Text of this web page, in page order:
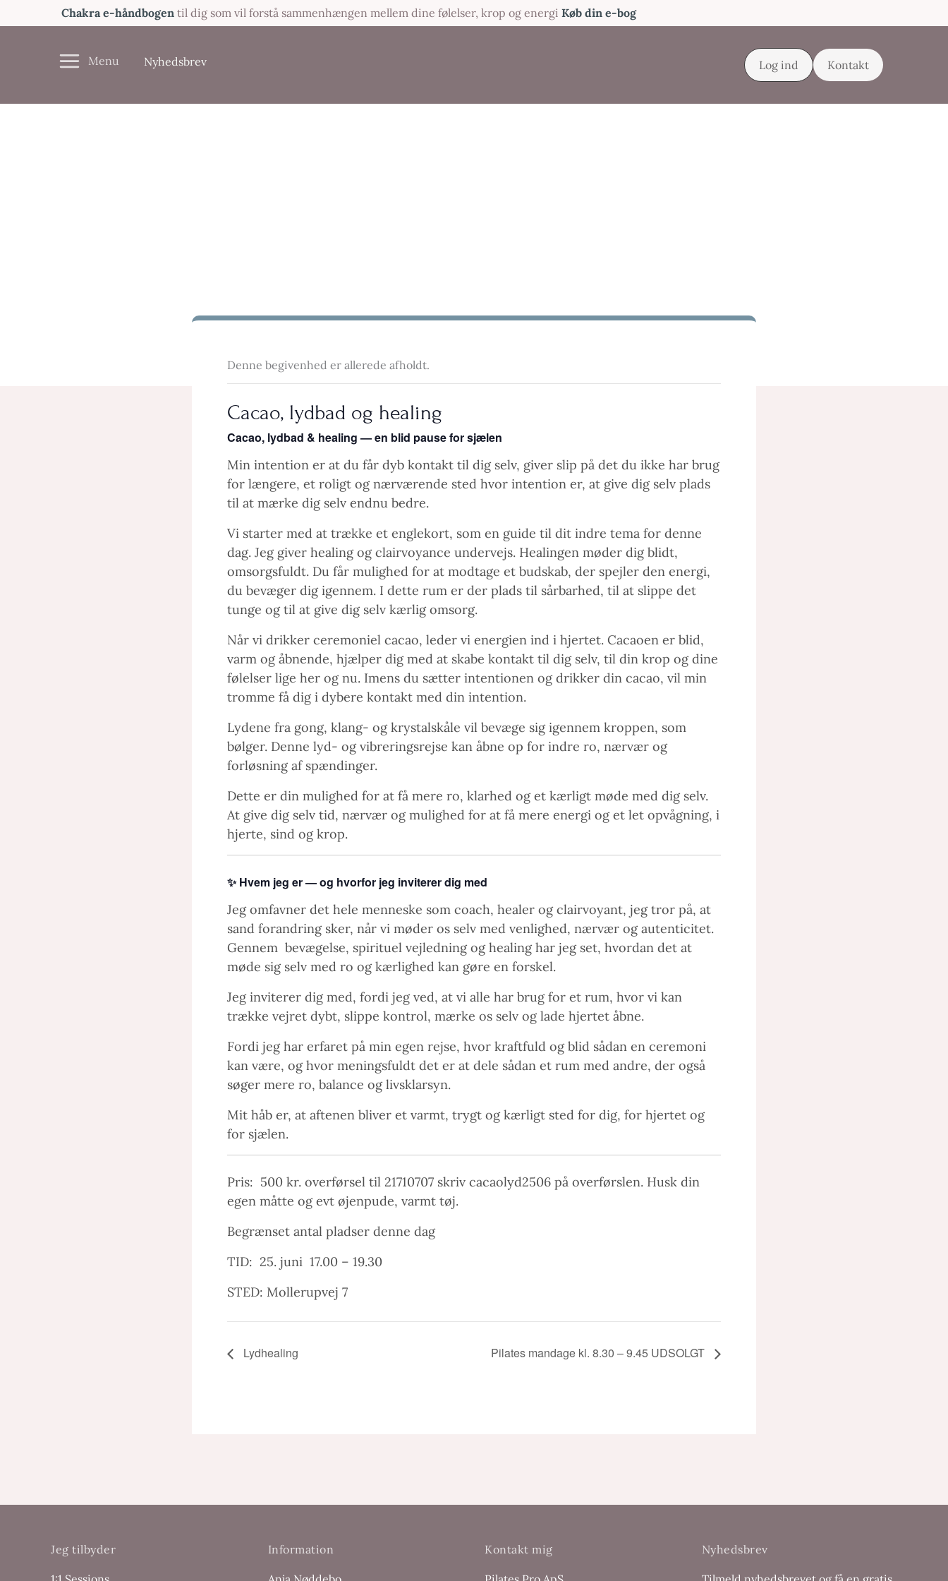
til
Chakra e-håndbogen til dig som vil forstå sammenhængen mellem dine følelser, krop og energi Køb din e-bog
Nyhedsbrev Log ind Kontakt
Denne begivenhed er allerede afholdt.
Cacao, lydbad og healing
Cacao, lydbad & healing — en blid pause for sjælen
Min intention er at du får dyb kontakt til dig selv, giver slip på det du ikke har brug
for længere, et roligt og nærværende sted hvor intention er, at give dig selv plads
til at mærke dig selv endnu bedre.
Vi starter med at trække et englekort, som en guide til dit indre tema for denne
dag. Jeg giver healing og clairvoyance undervejs. Healingen møder dig blidt,
omsorgsfuldt. Du får mulighed for at modtage et budskab, der spejler den energi,
du bevæger dig igennem. I dette rum er der plads til sårbarhed, til at slippe det
tunge og til at give dig selv kærlig omsorg.
Når vi drikker ceremoniel cacao, leder vi energien ind i hjertet. Cacaoen er blid,
varm og åbnende, hjælper dig med at skabe kontakt til dig selv, til din krop og dine
følelser lige her og nu. Imens du sætter intentionen og drikker din cacao, vil min
tromme få dig i dybere kontakt med din intention.
Lydene fra gong, klang- og krystalskåle vil bevæge sig igennem kroppen, som
bølger. Denne lyd- og vibreringsrejse kan åbne op for indre ro, nærvær og
forløsning af spændinger.
Dette er din mulighed for at få mere ro, klarhed og et kærligt møde med dig selv.
At give dig selv tid, nærvær og mulighed for at få mere energi og et let opvågning, i
hjerte, sind og krop.
✨ Hvem jeg er — og hvorfor jeg inviterer dig med
Jeg omfavner det hele menneske som coach, healer og clairvoyant, jeg tror på, at
sand forandring sker, når vi møder os selv med venlighed, nærvær og autenticitet.
Gennem bevægelse, spirituel vejledning og healing har jeg set, hvordan det at
møde sig selv med ro og kærlighed kan gøre en forskel.
Jeg inviterer dig med, fordi jeg ved, at vi alle har brug for et rum, hvor vi kan
trække vejret dybt, slippe kontrol, mærke os selv og lade hjertet åbne.
Fordi jeg har erfaret på min egen rejse, hvor kraftfuld og blid sådan en ceremoni
kan være, og hvor meningsfuldt det er at dele sådan et rum med andre, der også
søger mere ro, balance og livsklarsyn.
Mit håb er, at aftenen bliver et varmt, trygt og kærligt sted for dig, for hjertet og
for sjælen.
Pris: 500 kr. overførsel til 21710707 skriv cacaolyd2506 på overførslen. Husk din
egen måtte og evt øjenpude, varmt tøj.
Begrænset antal pladser denne dag
TID: 25. juni 17.00 – 19.30
STED: Mollerupvej 7
Lydhealing Pilates mandage kl. 8.30 – 9.45 UDSOLGT
Jeg tilbyder Information Kontakt mig Nyhedsbrev